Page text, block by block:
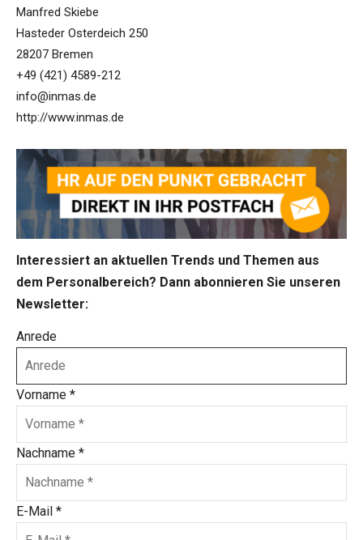
Manfred Skiebe
Hasteder Osterdeich 250
28207 Bremen
+49 (421) 4589-212
info@inmas.de
http://www.inmas.de
Interessiert an aktuellen Trends und Themen aus
dem Personalbereich? Dann abonnieren Sie unseren
Newsletter:
Anrede
Vorname *
Nachname *
E-Mail *